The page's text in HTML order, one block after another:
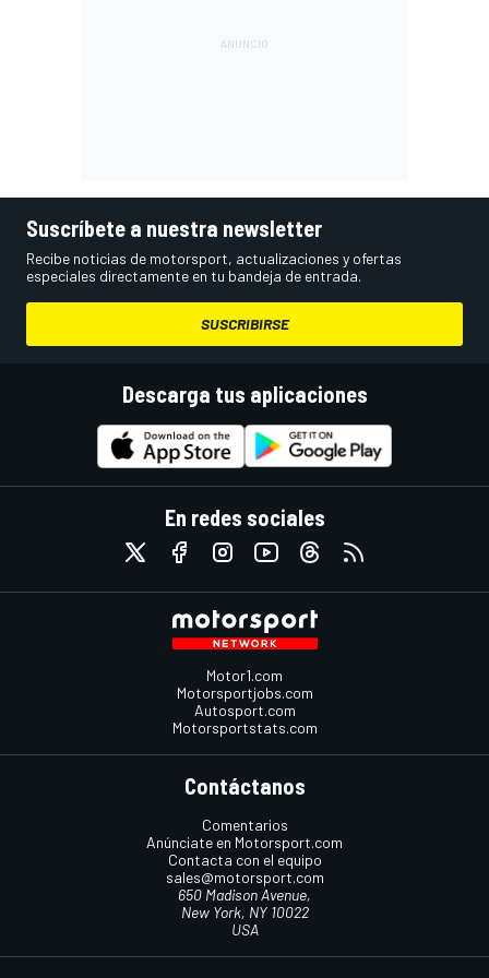
Suscríbete a nuestra newsletter
Recibe noticias de motorsport, actualizaciones y ofertas
especiales directamente en tu bandeja de entrada.
SUSCRIBIRSE
Descarga tus aplicaciones
En redes sociales
Motor1.com
Motorsportjobs.com
Autosport.com
Motorsportstats.com
Contáctanos
Comentarios
Anúnciate en Motorsport.com
Contacta con el equipo
sales@motorsport.com
650 Madison Avenue,
New York, NY 10022
USA